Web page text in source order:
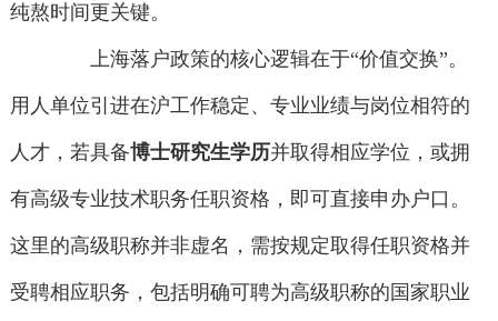
纯熬时间更关键。
上海落户政策的核心逻辑在于“价值交换”。
用人单位引进在沪工作稳定、专业业绩与岗位相符的
人才，若具备博士研究生学历并取得相应学位，或拥
有高级专业技术职务任职资格，即可直接申办户口。
这里的高级职称并非虚名，需按规定取得任职资格并
受聘相应职务，包括明确可聘为高级职称的国家职业